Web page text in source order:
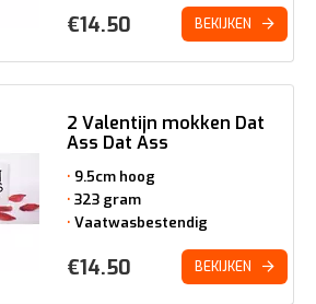
€14.50 BEKIJKEN
2 Valentijn mokken Dat
Ass Dat Ass
9.5cm hoog
323 gram
Vaatwasbestendig
€14.50 BEKIJKEN